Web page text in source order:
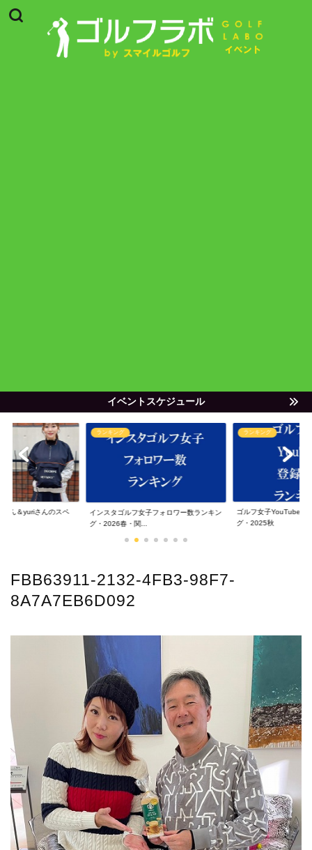
イベントスケジュール
ん＆yuriさんのスペ
ランキング
インスタゴルフ女子フォロワー数ランキン
グ・2026春・関...
ランキング
ゴルフ女子YouTube登
グ・2025秋
FBB63911-2132-4FB3-98F7-
8A7A7EB6D092